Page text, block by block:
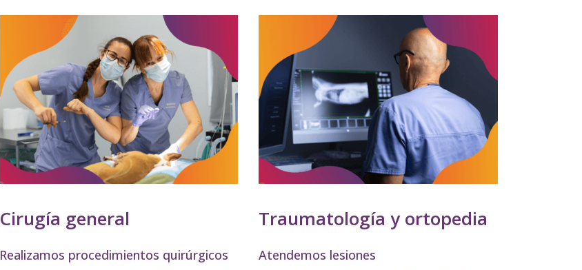
Cirugía general
Realizamos procedimientos quirúrgicos
Traumatología y ortopedia
Atendemos lesiones